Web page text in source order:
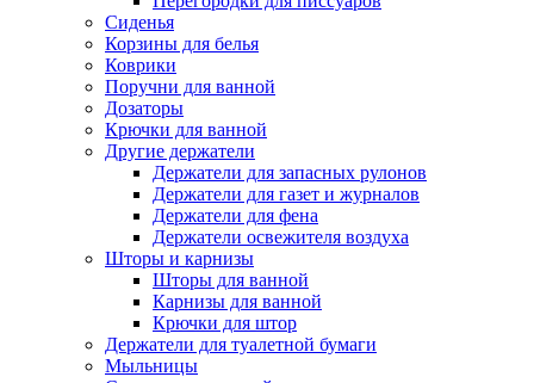
Сиденья
Корзины для белья
Коврики
Поручни для ванной
Дозаторы
Крючки для ванной
Другие держатели
Держатели для запасных рулонов
Держатели для газет и журналов
Держатели для фена
Держатели освежителя воздуха
Шторы и карнизы
Шторы для ванной
Карнизы для ванной
Крючки для штор
Держатели для туалетной бумаги
Мыльницы